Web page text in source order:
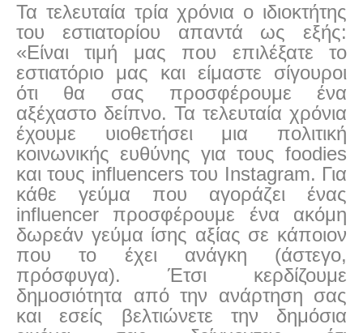
Τα τελευταία τρία χρόνια ο ιδιοκτήτης
του εστιατορίου απαντά ως εξής:
«Είναι τιμή μας που επιλέξατε το
εστιατόριο μας και είμαστε σίγουροι
ότι θα σας προσφέρουμε ένα
αξέχαστο δείπνο. Τα τελευταία χρόνια
έχουμε υιοθετήσει μια πολιτική
κοινωνικής ευθύνης για τους foodies
και τους influencers του Instagram. Για
κάθε γεύμα που αγοράζει ένας
influencer προσφέρουμε ένα ακόμη
δωρεάν γεύμα ίσης αξίας σε κάποιον
που το έχει ανάγκη (άστεγο,
πρόσφυγα). Έτσι κερδίζουμε
δημοσιότητα από την ανάρτηση σας
και εσείς βελτιώνετε την δημόσια